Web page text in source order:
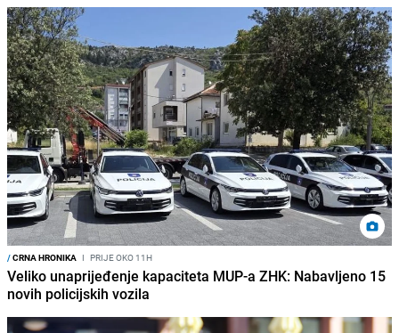
/CRNA HRONIKA I PRIJE OKO 11H
Veliko unaprijeđenje kapaciteta MUP-a ZHK: Nabavljeno 15
novih policijskih vozila